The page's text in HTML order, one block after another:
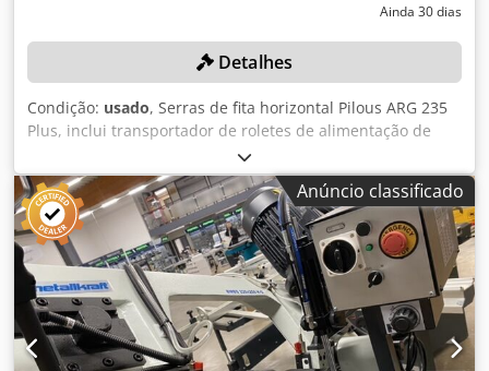
Ainda 30 dias
Detalhes
Condição: usado, Serras de fita horizontal Pilous ARG 235
Plus, inclui transportador de roletes de alimentação de
4500 mm x 800 mm e transportador de saída de 1300 mm
x 800 mm. Nº de série: 123/19/0043. País de origem:
República Checa. Atenção: Recolha entre 6 e 20 de outubro
de 2026. O local estará fechado de 10 de setembro a 5 de
outubro de 2026. Localização: Estes lotes estão localizados
em Cardiff, País de Gales, Reino Unido. Infelizmente, não
existem instalações de carregamento no local. A
desmontagem e o carregamento serão da
responsabilidade e às custas do comprador. Dkedpszn
Uwdsfx Ad Ssr
Anúncio classificado